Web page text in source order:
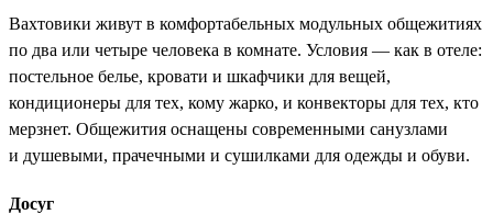
Вахтовики живут в комфортабельных модульных общежитиях
по два или четыре человека в комнате. Условия — как в отеле:
постельное белье, кровати и шкафчики для вещей,
кондиционеры для тех, кому жарко, и конвекторы для тех, кто
мерзнет. Общежития оснащены современными санузлами
и душевыми, прачечными и сушилками для одежды и обуви.
Досуг